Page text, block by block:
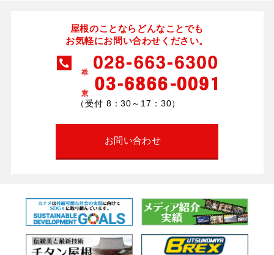
屋根のことならどんなことでも
お気軽にお問い合わせください。
（受付 8：30～17：30）
お問い合わせ